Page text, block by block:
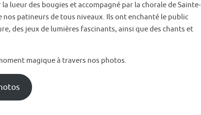
lueur des bougies et accompagné par la chorale de Sainte-
nos patineurs de tous niveaux. Ils ont enchanté le public
des jeux de lumières fascinants, ainsi que des chants et
magique à travers nos photos.